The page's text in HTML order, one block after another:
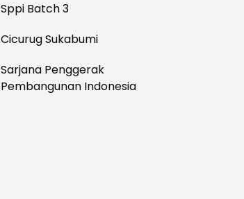
Sppi Batch 3
Cicurug Sukabumi
Sarjana Penggerak
Pembangunan Indonesia